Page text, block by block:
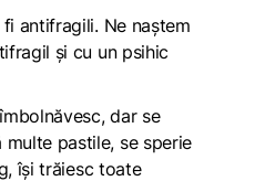
antifragili. Ne naștem
și cu un psihic
dar se
pastile, se sperie
își trăiesc toate